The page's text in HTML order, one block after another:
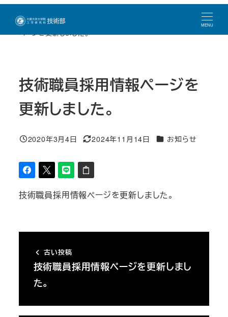
MENU
トップページ
技術職員採用情報
ページを更新しました。
技術職員採用情報ページを
更新しました。
投稿日
2020年3月4日
更新日
2024年11月14日 カテゴリー
お知らせ
技術職員採用情報ページを更新しました。
古い投稿
技術職員採用情報ページを更新しまし
た。